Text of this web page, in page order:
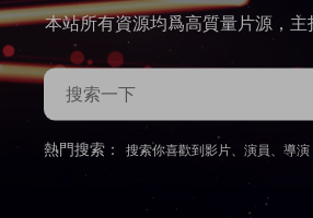
本站所有資源均爲高質量片源，
熱門搜索： 搜索你喜歡到影片、演員、導演